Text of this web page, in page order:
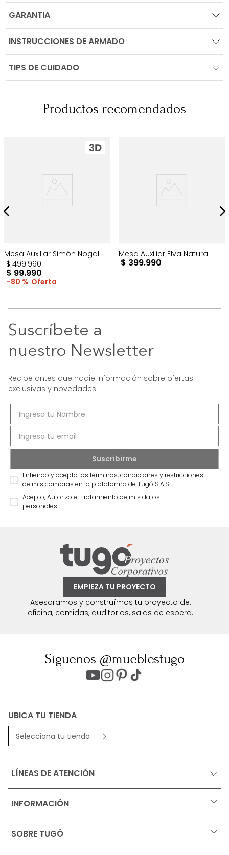
GARANTIA
INSTRUCCIONES DE ARMADO
TIPS DE CUIDADO
Productos recomendados
Mesa Auxiliar Simón Nogal
$ 499.990
$ 99.990
80 %
Mesa Auxiliar Elva Natural
$ 399.990
Suscríbete a
nuestro Newsletter
Recibe antes que nadie información sobre ofertas
exclusivas y novedades.
Entiendo y acepto los términos, condiciones y restricciones
de mis compras en la plataforma de Tugó S.A.S.
Acepto, Autorizo el Tratamiento de mis datos
personales.
EMPIEZA TU PROYECTO
Asesoramos y construímos tu proyecto de:
oficina, comidas, auditorios, salas de espera.
Síguenos @mueblestugo
UBICA TU TIENDA
Selecciona tu tienda
LÍNEAS DE ATENCIÓN
INFORMACIÓN +
Ofertas vigentes
Términos, condiciones y restricciones para productos
SOBRE TUGÓ +